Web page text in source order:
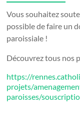
Vous souhaitez
possible de faire un
paroissiale !
Découvrez tous nos
https://
projets/
paroisses/